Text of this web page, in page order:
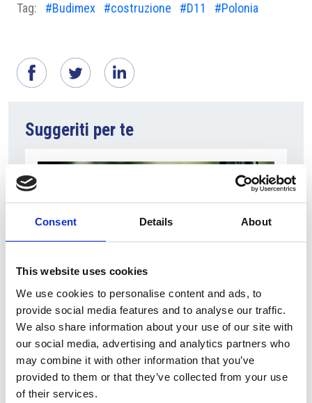
Consent Details About
This website uses cookies
We use cookies to personalise content and ads, to
provide social media features and to analyse our traffic.
We also share information about your use of our site with
our social media, advertising and analytics partners who
may combine it with other information that you’ve
provided to them or that they’ve collected from your use
of their services.
Tag: #Budimex #costruzione #D11 #Polonia
Suggeriti per te
10 Agosto 2026
Il vino italiano rimane leader sul mercato ceco
Italia
Repubblica Ceca